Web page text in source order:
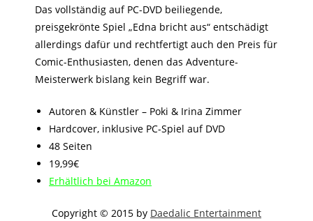
Das vollständig auf PC-DVD beiliegende,
preisgekrönte Spiel „Edna bricht aus“ entschädigt
allerdings dafür und rechtfertigt auch den Preis für
Comic-Enthusiasten, denen das Adventure-
Meisterwerk bislang kein Begriff war.
Autoren & Künstler – Poki & Irina Zimmer
Hardcover, inklusive PC-Spiel auf DVD
48 Seiten
19,99€
Erhältlich bei Amazon
Copyright © 2015 by Daedalic Entertainment